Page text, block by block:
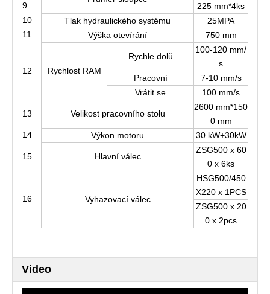
9
225 mm*4ks
10
Tlak hydraulického systému
25MPA
11
Výška otevírání 750 mm
12 Rychlost RAM
Rychle dolů
100-120 mm/
s
Pracovní
7-10 mm/s
Vrátit se
100 mm/s
13 Velikost pracovního stolu
2600 mm*150
0 mm
14
Výkon motoru 30 kW+30kW
15 Hlavní válec
ZSG500 x 60
0 x 6ks
16 Vyhazovací válec
HSG500/450
X220 x 1PCS
ZSG500 x 20
0 x 2pcs
Video